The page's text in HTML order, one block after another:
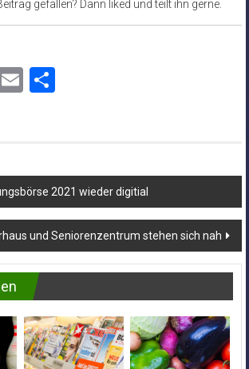
gefallen? Dann liked und teilt ihn gerne.
EmailTeilen
2021 wieder digitial
und Seniorenzentrum stehen sich nah